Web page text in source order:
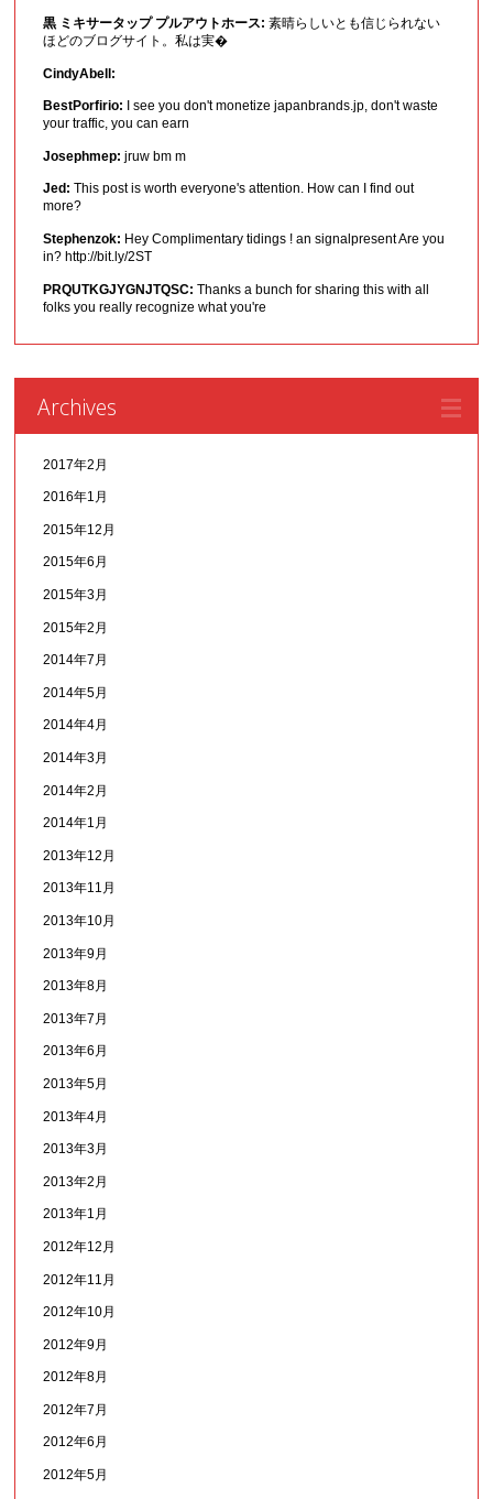
黒 ミキサータップ プルアウトホース: 素晴らしいとも信じられない
ほどのブログサイト。私は実�
CindyAbell:
BestPorfirio:
I see you don't monetize japanbrands.jp, don't waste
your traffic, you can earn
Josephmep: jruw bm m
Jed: This post is worth everyone's attention. How can I find out
more?
Stephenzok: Hey Complimentary tidings ! an signalpresent Are you
in? http://bit.ly/2ST
PRQUTKGJYGNJTQSC: Thanks a bunch for sharing this with all
folks you really recognize what you're
Archives
2017年2月
2016年1月
2015年12月
2015年6月
2015年3月
2015年2月
2014年7月
2014年5月
2014年4月
2014年3月
2014年2月
2014年1月
2013年12月
2013年11月
2013年10月
2013年9月
2013年8月
2013年7月
2013年6月
2013年5月
2013年4月
2013年3月
2013年2月
2013年1月
2012年12月
2012年11月
2012年10月
2012年9月
2012年8月
2012年7月
2012年6月
2012年5月